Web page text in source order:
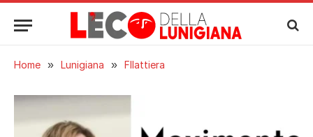
Home » Lunigiana » FIlattiera